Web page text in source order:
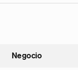
Negocio